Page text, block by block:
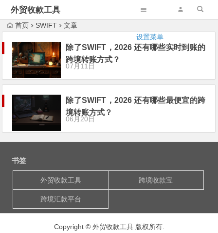
外贸收款工具
设置菜单
首页 SWIFT 文章
除了SWIFT，2026 还有哪些实时到账的
跨境转账方式？
07月11日
除了SWIFT，2026 还有哪些最便宜的跨
境转账方式？
06月20日
书签
外贸收款工具 跨境收款宝
跨境汇款平台
Copyright © 外贸收款工具 版权所有.